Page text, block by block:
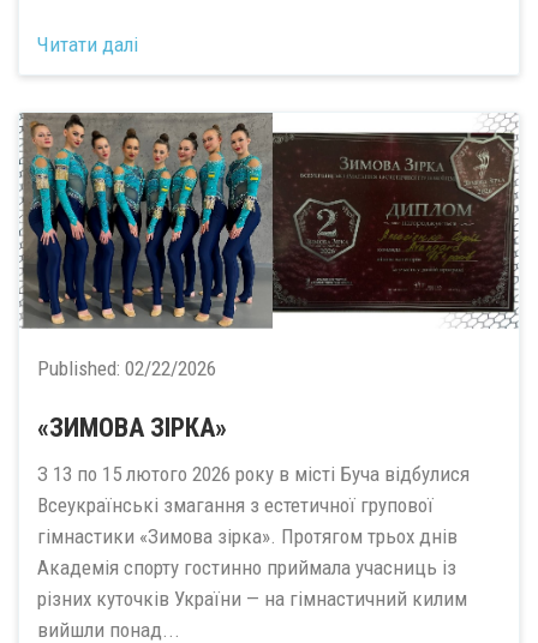
Читати далі
Published: 02/22/2026
«ЗИМОВА ЗІРКА»
З 13 по 15 лютого 2026 року в місті Буча відбулися
Всеукраїнські змагання з естетичної групової
гімнастики «Зимова зірка». Протягом трьох днів
Академія спорту гостинно приймала учасниць із
різних куточків України — на гімнастичний килим
вийшли понад...